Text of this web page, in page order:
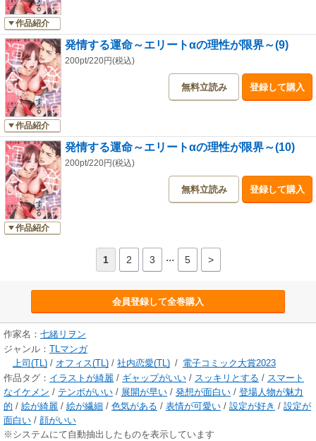
作品紹介
作品紹介
発情する運命～エリートαの理性が限界～(9)
200pt/220円(税込)
無料立読み 登録して購入
作品紹介
発情する運命～エリートαの理性が限界～(10)
200pt/220円(税込)
無料立読み 登録して購入
1 2 3 ... 5 >
会員登録して全巻購入
作家名： 七緒リヲン
ジャンル： TLマンガ
上司(TL) / オフィス(TL) / 社内恋愛(TL) / 電子コミック大賞2023
作品タグ： イラストが綺麗 / ギャップがいい / スッキリとする / スマート
なイケメン / テンポがいい / 展開が早い / 発想が面白い / 登場人物が魅力
的 / 絵が綺麗 / 絵が繊細 / 色気がある / 表情が可愛い / 設定が好き / 設定が
面白い / 顔がいい
※システムにて自動抽出したものを表示しています